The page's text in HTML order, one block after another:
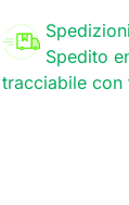
Spedizioni
Spedito
tracciabile con